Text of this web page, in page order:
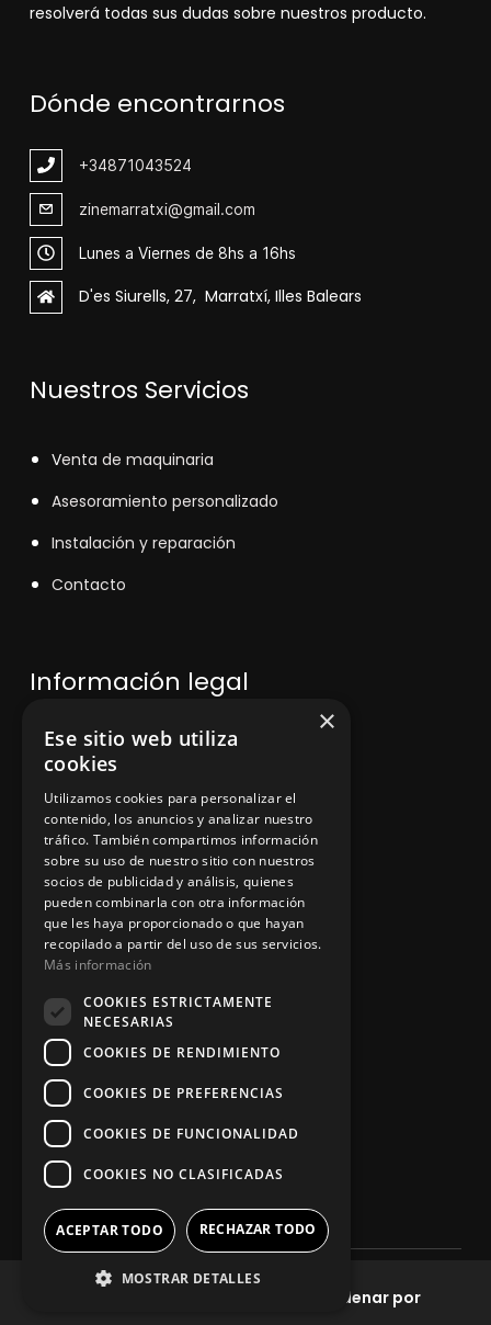
Ordenar por
resolverá todas sus dudas sobre nuestros producto.
Dónde encontrarnos
+34871043524
zinemarratxi@gmail.com
Lunes a Viernes de 8hs a 16hs
D'es Siurells, 27, Marratxí, Illes Balears
Nuestros Servicios
Venta de maquinaria
Asesoramiento personalizado
Instalación y reparación
Contacto
Información legal
Política de privacidad
Aviso legal
App Zine Hostelería
Síguenos
2025. Todos los derechos reservados
×
Ese sitio web utiliza
cookies
Utilizamos cookies para personalizar el
contenido, los anuncios y analizar nuestro
tráfico. También compartimos información
sobre su uso de nuestro sitio con nuestros
socios de publicidad y análisis, quienes
pueden combinarla con otra información
que les haya proporcionado o que hayan
recopilado a partir del uso de sus servicios.
Más información
COOKIES ESTRICTAMENTE
NECESARIAS
COOKIES DE RENDIMIENTO
COOKIES DE PREFERENCIAS
COOKIES DE FUNCIONALIDAD
COOKIES NO CLASIFICADAS
ACEPTAR TODO RECHAZAR TODO
MOSTRAR DETALLES